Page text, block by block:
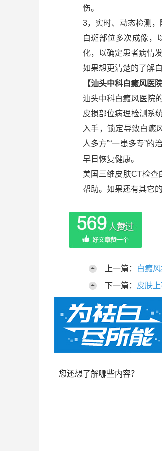
伤。
3，实时、动态检测
白斑部位多次成像，
化，以确定患者病情
如果想更清楚的了解
【汕头中科白癜风医
汕头中科白癜风医院
皮损部位病理检测系
入手，锁定导致白癜
人多方”“一患多专”
早日恢复健康。
美国三维皮肤CT检查
帮助。如果还有其它
上一篇：
白癜
下一篇： 皮肤
您还想了解哪些内容？